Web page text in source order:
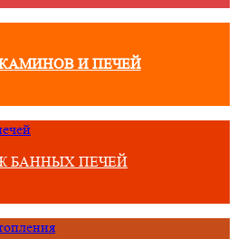
И ПЕЧЕЙ
БАННЫХ ПЕЧЕЙ